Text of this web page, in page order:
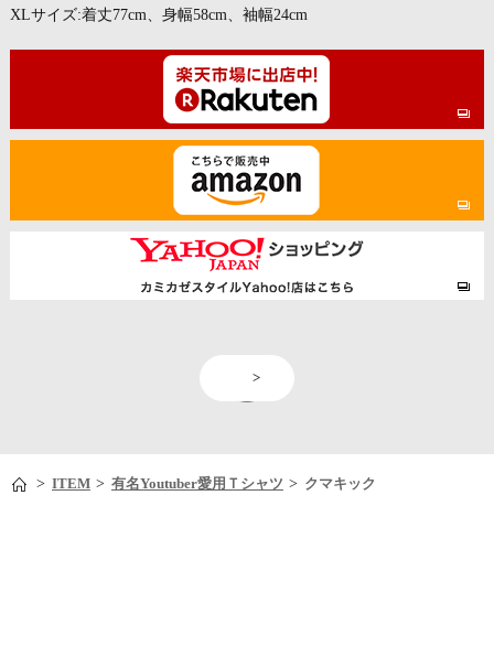
XLサイズ:着丈77cm、身幅58cm、袖幅24cm
>
> ITEM > 有名Youtuber愛用Ｔシャツ > クマキック